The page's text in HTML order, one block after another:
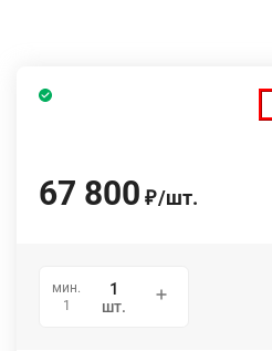
67 800 ₽/шт.
мин.
1
шт.